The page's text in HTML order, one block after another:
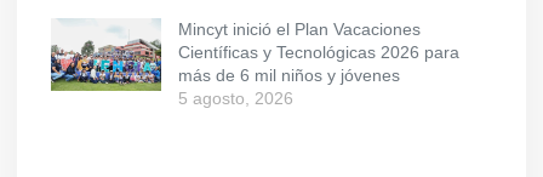
Mincyt inició el Plan Vacaciones
Científicas y Tecnológicas 2026 para
más de 6 mil niños y jóvenes
5 agosto, 2026